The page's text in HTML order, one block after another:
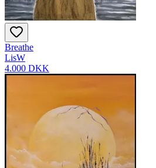
Breathe
LisW
4.000 DKK